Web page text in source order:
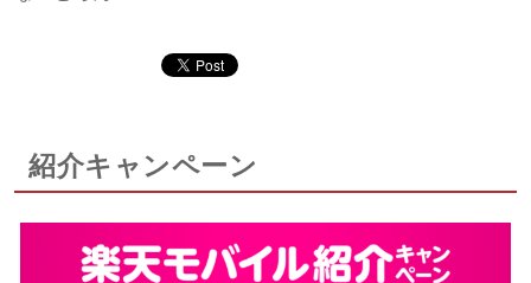
紹介キャンペーン